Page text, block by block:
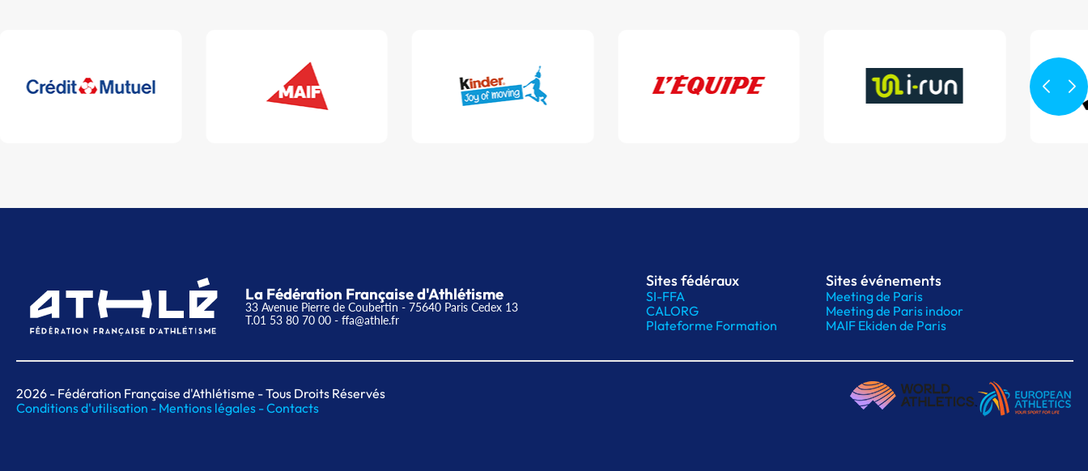
La Fédération Française d'Athlétisme
33 Avenue Pierre de Coubertin - 75640 Paris Cedex 13
T.01 53 80 70 00 - ffa@athle.fr
Sites fédéraux
SI-FFA
CALORG
Plateforme Formation
Sites événements
Meeting de Paris
Meeting de Paris indoor
MAIF Ekiden de Paris
2026 - Fédération Française d'Athlétisme - Tous Droits Réservés
Conditions d'utilisation - Mentions légales -Contacts